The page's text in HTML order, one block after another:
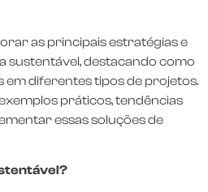
as principais estratégias e
sustentável, destacando como
em diferentes tipos de projetos.
práticos, tendências
essas soluções de